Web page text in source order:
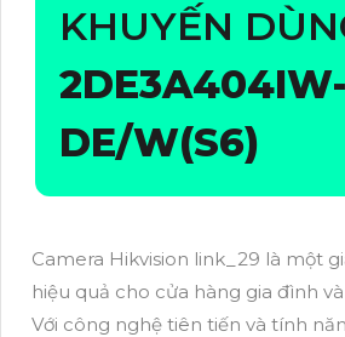
KHUYẾN
2DE3A404IW-
DE/W(S6)
Camera Hikvision link_29 là một
hiệu quả cho cửa hàng gia đình
Với công nghệ tiên tiến và tính